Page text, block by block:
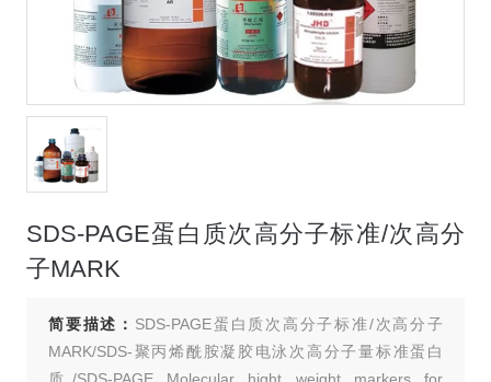
SDS-PAGE蛋白质次高分子标准/次高分
子MARK
简要描述： SDS-PAGE蛋白质次高分子标准/次高分子
MARK/SDS-聚丙烯酰胺凝胶电泳次高分子量标准蛋白